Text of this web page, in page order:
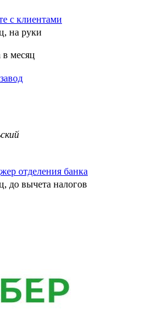
с клиентами
на руки
месяц
отделения банка
до вычета налогов